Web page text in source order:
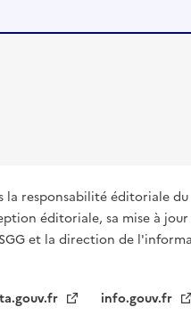
la responsabilité éditoriale
éditoriale, sa mise à
et la direction de
info.gouv.fr